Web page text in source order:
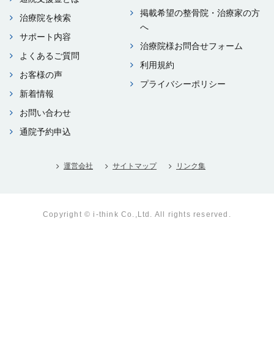
治療院を検索
サポート内容
よくあるご質問
お客様の声
新着情報
お問い合わせ
通院予約申込
掲載希望の整⾻院・治療家の⽅
へ
治療院様お問合せフォーム
利⽤規約
プライバシーポリシー
運営会社 サイトマップ リンク集
Copyright © i-think Co.,Ltd. All rights reserved.